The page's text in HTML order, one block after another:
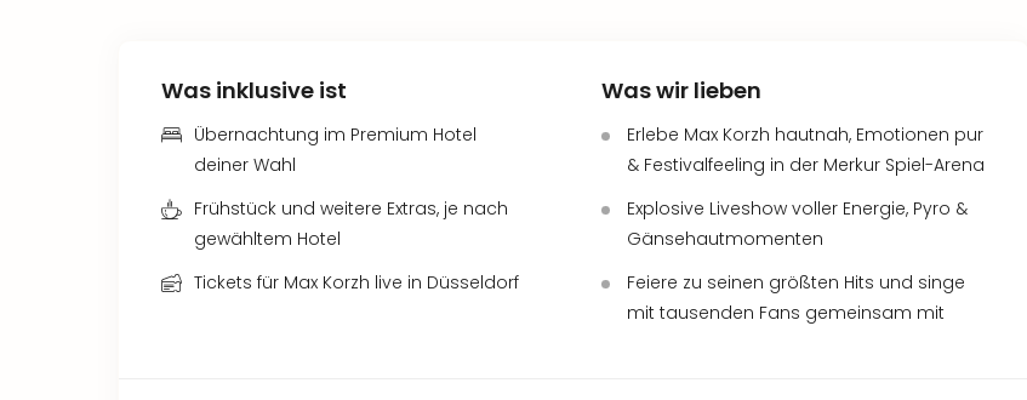
Was inklusive ist
Übernachtung im Premium Hotel
deiner Wahl
Frühstück und weitere Extras, je nach
gewähltem Hotel
Tickets für Max Korzh live in Düsseldorf
Was wir lieben
Erlebe Max Korzh hautnah, Emotionen pur
& Festivalfeeling in der Merkur Spiel-Arena
Explosive Liveshow voller Energie, Pyro &
Gänsehautmomenten
Feiere zu seinen größten Hits und singe
mit tausenden Fans gemeinsam mit